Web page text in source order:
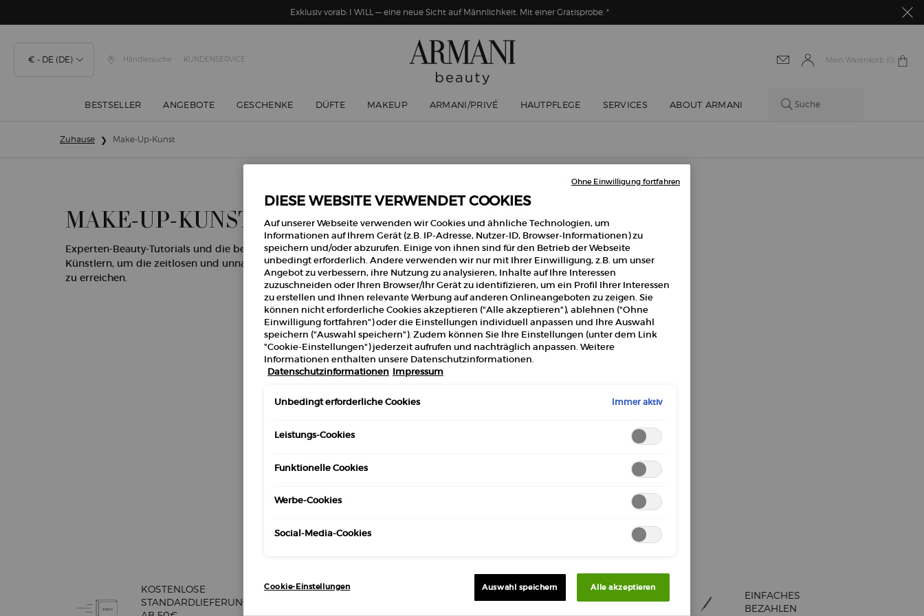
Exklusiv vorab: I WILL — eine neue Sicht auf Männlichkeit. Mit einer Gratisprobe. *
€ - DE (DE) Händlersuche KUNDENSERVICE Mein Warenkorb 0
0 produkt
BESTSELLER ANGEBOTE GESCHENKE DÜFTE MAKEUP ARMANI/PRIVÉ HAUTPFLEGE SERVICES ABOUT ARMANI Suche
Zuhause
Make-Up-Kunst
MAKE-UP-KUNST
Experten-Beauty-Tutorials und die bestgehüteten Geheimnisse von Makeup-
Künstlern, um die zeitlosen und unnachahmlichen Schönheitslooks von Armani
zu erreichen.
ARMANI PRIVÉ FRÜHJAHR/SOMMER
KOSTENLOSE
STANDARDLIEFERUNG
KOSTENLOSE PROBEN
EINFACHES
BEZAHLEN
DIESE WEBSITE VERWENDET COOKIES
Auf unserer Webseite verwenden wir Cookies und ähnliche Technologien, um
Informationen auf Ihrem Gerät (z.B. IP-Adresse, Nutzer-ID, Browser-Informationen) zu
speichern und/oder abzurufen. Einige von ihnen sind für den Betrieb der Webseite
unbedingt erforderlich. Andere verwenden wir nur mit Ihrer Einwilligung, z.B. um unser
Angebot zu verbessern, ihre Nutzung zu analysieren, Inhalte auf Ihre Interessen
zuzuschneiden oder Ihren Browser/Ihr Gerät zu identifizieren, um ein Profil Ihrer Interessen
zu erstellen und Ihnen relevante Werbung auf anderen Onlineangeboten zu zeigen. Sie
können nicht erforderliche Cookies akzeptieren ("Alle akzeptieren"), ablehnen ("Ohne
Einwilligung fortfahren") oder die Einstellungen individuell anpassen und Ihre Auswahl
speichern ("Auswahl speichern"). Zudem können Sie Ihre Einstellungen (unter dem Link
"Cookie-Einstellungen") jederzeit aufrufen und nachträglich anpassen. Weitere
Informationen enthalten unsere Datenschutzinformationen.
Datenschutzinformationen Impressum
Unbedingt erforderliche Cookies Immer aktiv
Leistungs-Cookies
Funktionelle Cookies
Werbe-Cookies
Social-Media-Cookies
Cookie-Einstellungen Auswahl speichern Alle akzeptieren
Ohne Einwilligung fortfahren